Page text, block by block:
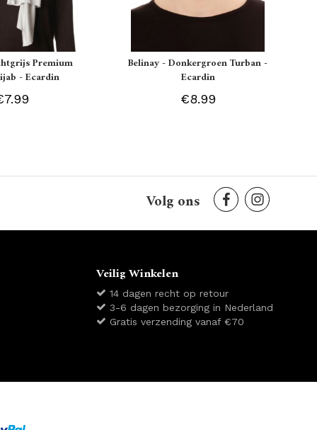
Premium
- Ecardin
Belinay - Donkergroen Turban -
Ecardin
€8.99
Volg ons
Veilig Winkelen
14 dagen recht op retour
3-6 dagen bezorging in Nederland
Gratis verzending vanaf €70